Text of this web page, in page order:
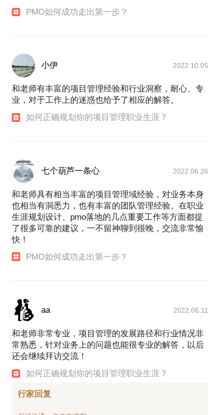
PMO如何成功走出第一步？
小伊 2022.10.05
和老师有丰富的项目管理经验和行业洞察，耐心、专
业，对于工作上的迷惑也给予了相应的解答。
如何正确规划你的项目管理职业生涯？
七个葫芦一条心 2022.06.26
和老师具有相当丰富的项目管理域经验，对业务本身
也相当有洞悉力，也有丰富的团队管理经验。在职业
生涯规划设计、pmo落地的几点重要工作等方面都提
了很多可靠的建议，一不留神聊到很晚，交流非常愉
快！
PMO如何成功走出第一步？
aa 2022.06.11
和老师非常专业，项目管理的发展路径和行业情况非
常熟悉，针对业务上的问题也能很专业的解答，以后
还会继续拜访交流！
如何正确规划你的项目管理职业生涯？
行家回复